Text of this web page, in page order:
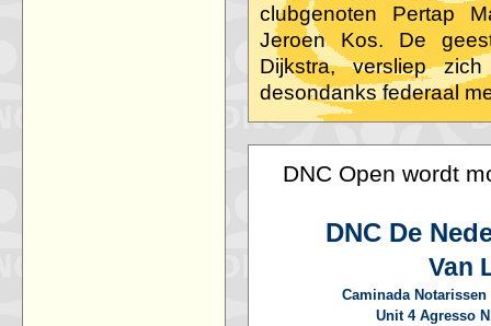
clubgenoten Pertap
Jeroen Kos. De
Dijkstra, versliep
desondanks federaal
DNC Open wordt
DNC De
Van
Caminada Notarissen
Unit 4 Agresso